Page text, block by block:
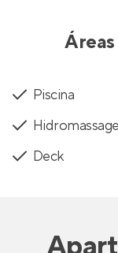
Piscina
Deck